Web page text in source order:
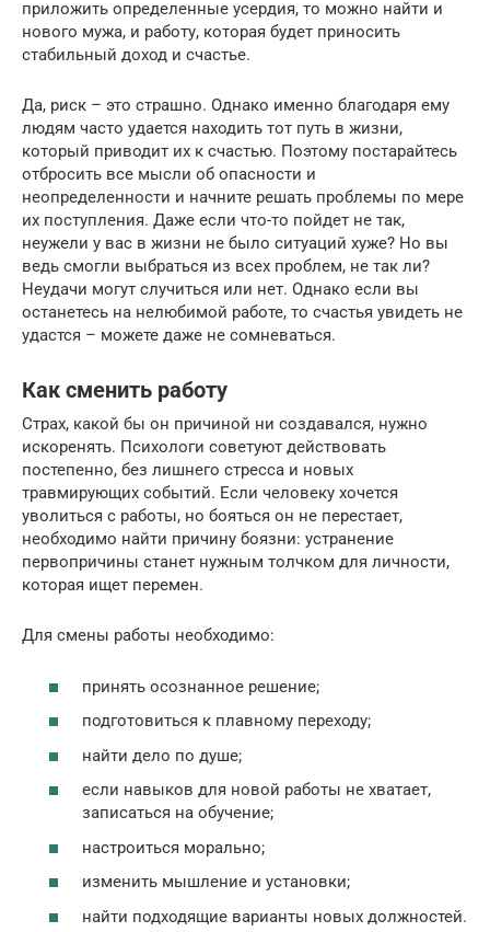
приложить определенные усердия, то можно найти и
нового мужа, и работу, которая будет приносить
стабильный доход и счастье.
Да, риск – это страшно. Однако именно благодаря ему
людям часто удается находить тот путь в жизни,
который приводит их к счастью. Поэтому постарайтесь
отбросить все мысли об опасности и
неопределенности и начните решать проблемы по мере
их поступления. Даже если что-то пойдет не так,
неужели у вас в жизни не было ситуаций хуже? Но вы
ведь смогли выбраться из всех проблем, не так ли?
Неудачи могут случиться или нет. Однако если вы
останетесь на нелюбимой работе, то счастья увидеть не
удастся – можете даже не сомневаться.
Как сменить работу
Страх, какой бы он причиной ни создавался, нужно
искоренять. Психологи советуют действовать
постепенно, без лишнего стресса и новых
травмирующих событий. Если человеку хочется
уволиться с работы, но бояться он не перестает,
необходимо найти причину боязни: устранение
первопричины станет нужным толчком для личности,
которая ищет перемен.
Для смены работы необходимо:
принять осознанное решение;
подготовиться к плавному переходу;
найти дело по душе;
если навыков для новой работы не хватает,
записаться на обучение;
настроиться морально;
изменить мышление и установки;
найти подходящие варианты новых должностей.